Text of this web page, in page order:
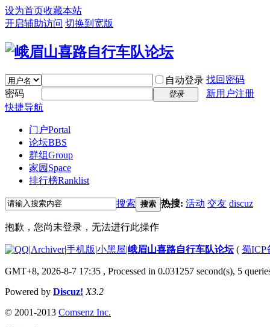
设为首页收藏本站
开启辅助访问 切换到宽版
自动登录 找回密码
密码
登录
新用户注册
快捷导航
门户Portal
论坛BBS
群组Group
家园 Space
排行榜Ranklist
搜索 搜索 热搜: 活动 交友 discuz
抱歉，您尚未登录，无法进行此操作
|Archiver|手机版|小黑屋|峨眉山喜路自行车队论坛( 蜀ICP
GMT+8, 2026-8-7 17:35 , Processed in 0.031257 second(s), 5
Powered by Discuz! X3.2
© 2001-2013 Comsenz Inc.